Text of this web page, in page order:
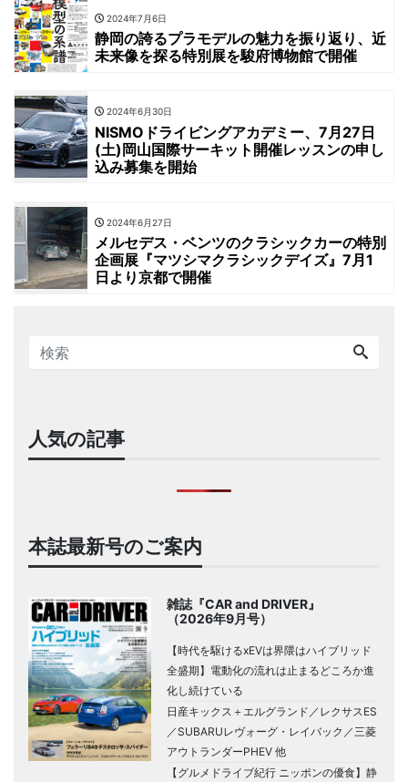
2024年7月6日
静岡の誇るプラモデルの魅力を振り返り、近
未来像を探る特別展を駿府博物館で開催
2024年6月30日
NISMOドライビングアカデミー、7月27日
(土)岡山国際サーキット開催レッスンの申し
込み募集を開始
2024年6月27日
メルセデス・ベンツのクラシックカーの特別
企画展『マツシマクラシックデイズ』7月1
日より京都で開催
人気の記事
本誌最新号のご案内
雑誌『CAR and DRIVER』
（2026年9月号）
【時代を駆けるxEVは界隈はハイブリッド
全盛期】電動化の流れは止まるどころか進
化し続けている
日産キックス＋エルグランド／レクサスES
／SUBARUレヴォーグ・レイバック／三菱
アウトランダーPHEV 他
【グルメドライブ紀行 ニッポンの優食】静